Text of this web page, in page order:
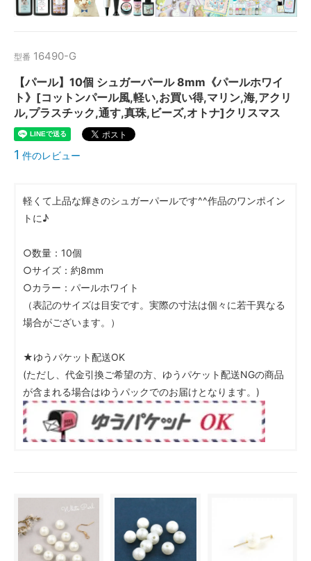
型番 16490-G
【パール】10個 シュガーパール 8mm《パールホワイ
ト》[コットンパール風,軽い,お買い得,マリン,海,アクリ
ル,プラスチック,通す,真珠,ビーズ,オトナ]クリスマス
1 件のレビュー
軽くて上品な輝きのシュガーパールです^^作品のワンポイン
トに♪
○数量：10個
○サイズ：約8mm
○カラー：パールホワイト
（表記のサイズは目安です。実際の寸法は個々に若干異なる
場合がございます。）
★ゆうパケット配送OK
(ただし、代金引換ご希望の方、ゆうパケット配送NGの商品
が含まれる場合はゆうパックでのお届けとなります。)